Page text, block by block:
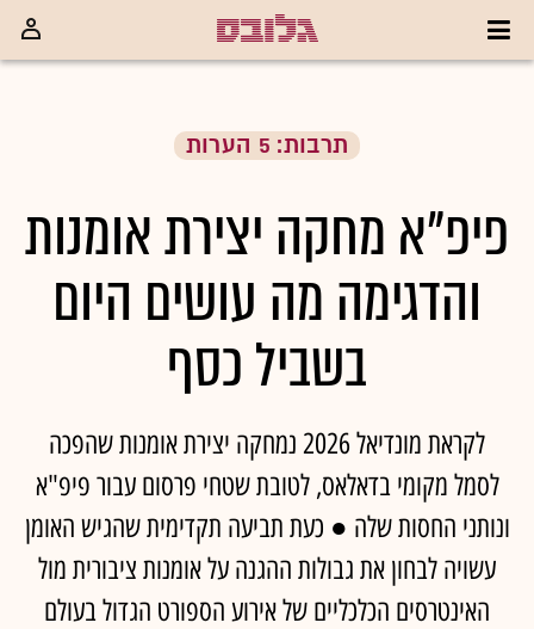
תרבות: 5 הערות
פיפ"א מחקה יצירת אומנות
והדגימה מה עושים היום
בשביל כסף
לקראת מונדיאל 2026 נמחקה יצירת אומנות שהפכה
לסמל מקומי בדאלאס, לטובת שטחי פרסום עבור פיפ"א
ונותני החסות שלה ● כעת תביעה תקדימית שהגיש האומן
עשויה לבחון את גבולות ההגנה על אומנות ציבורית מול
האינטרסים הכלכליים של אירוע הספורט הגדול בעולם